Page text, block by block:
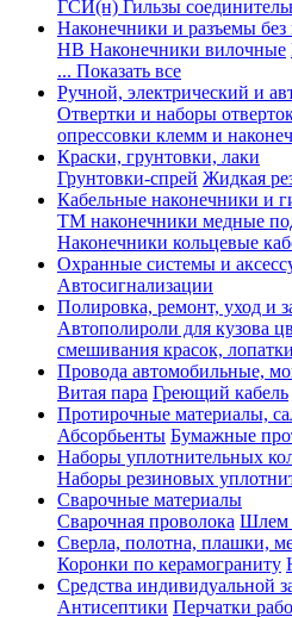
ГСИ(н) Гильзы
Наконечники и разъемы без
НВ Наконечники вилочные
... Показать все
Ручной, электрический и
Отвертки и наборы
опрессовки клемм и
Краски, грунтовки, лаки
Грунтовки-спрей Жидкая
Кабельные наконечники и
ТМ наконечники медные
Наконечники кольцевые
Охранные системы и
Автосигнализации
Полировка, ремонт, уход и
Автополироли для кузова
смешивания красок,
Провода автомобильные,
Витая пара Греющий кабель
Протирочные материалы,
Абсорбьенты Бумажные
Наборы уплотнительных
Наборы резиновых
Сварочные материалы
Сварочная проволока Шлем
Сверла, полотна, плашки,
Коронки по керамограниту
Средства индивидуальной
Антисептики Перчатки